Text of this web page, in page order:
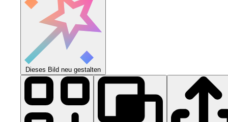
Dieses Bild neu gestalten